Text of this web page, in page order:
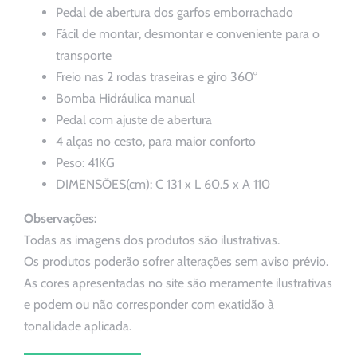
Peça Seu Orçamento
Pedal de abertura dos garfos emborrachado
Fácil de montar, desmontar e conveniente para o
transporte
Freio nas 2 rodas traseiras e giro 360°
Bomba Hidráulica manual
Pedal com ajuste de abertura
4 alças no cesto, para maior conforto
Peso: 41KG
DIMENSÕES(cm): C 131 x L 60.5 x A 110
Observações:
Todas as imagens dos produtos são ilustrativas.
Os produtos poderão sofrer alterações sem aviso prévio.
As cores apresentadas no site são meramente ilustrativas
e podem ou não corresponder com exatidão à
tonalidade aplicada.